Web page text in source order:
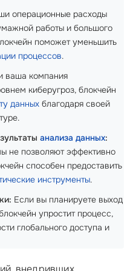
операционные расходы
работы и большого
поможет уменьшить
процессов.
ваша компания
киберугроз, блокчейн
данных благодаря своей
анализа данных:
не позволяют эффективно
способен предоставить
инструменты.
Если вы планируете выход
упростит процесс,
глобального доступа и